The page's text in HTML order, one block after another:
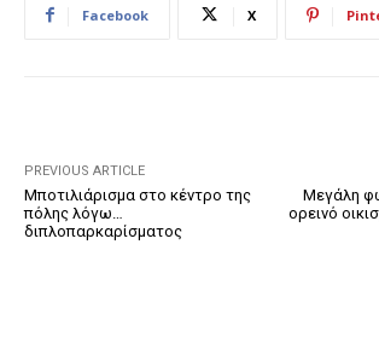
Facebook X
PREVIOUS ARTICLE
Μποτιλιάρισμα στο κέντρο της
πόλης λόγω…
διπλοπαρκαρίσματος
Μεγάλη
ορεινό